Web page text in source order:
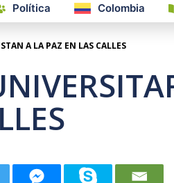
Política Colombia
A LA PAZ EN LAS CALLES